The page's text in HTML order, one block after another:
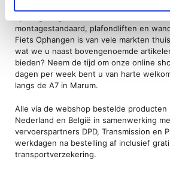
montagestandaard, plafondliften en
Fiets Ophangen is van vele markten
wat we u naast bovengenoemde
bieden? Neem de tijd om onze online
dagen per week bent u van harte
langs de A7 in Marum.
Alle via de webshop bestelde producten
Nederland en België in samenwerking
vervoerspartners DPD, Transmission en
werkdagen na bestelling af inclusief
transportverzekering.